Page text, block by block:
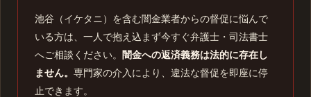
池谷（イケタニ）を含む闇金業者からの督促に悩んで
いる方は、一人で抱え込まず今すぐ弁護士・司法書士
へご相談ください。 闇金への返済義務は法的に存在し
ません。 専門家の介入により、違法な督促を即座に停
止できます。